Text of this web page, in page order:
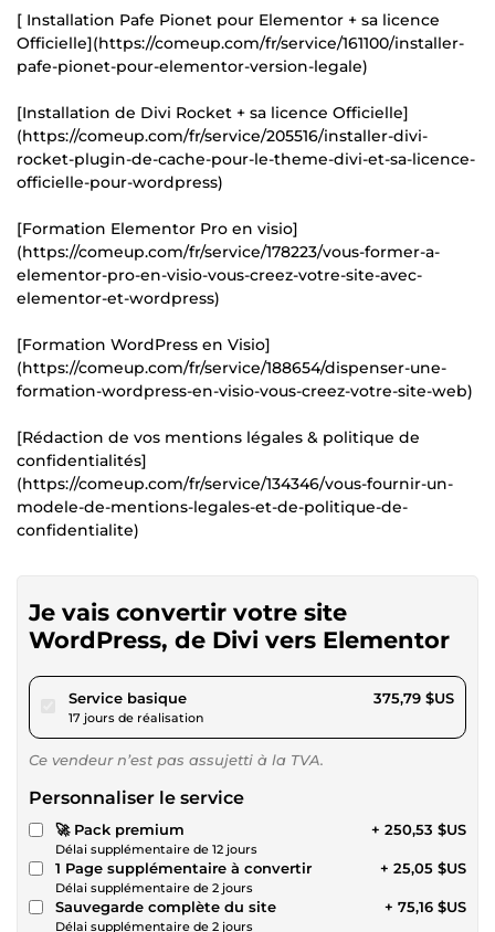
[ Installation Pafe Pionet pour Elementor + sa licence
Officielle](https://comeup.com/fr/service/161100/installer-
pafe-pionet-pour-elementor-version-legale)
[Installation de Divi Rocket + sa licence Officielle]
(https://comeup.com/fr/service/205516/installer-divi-
rocket-plugin-de-cache-pour-le-theme-divi-et-sa-licence-
officielle-pour-wordpress)
[Formation Elementor Pro en visio]
(https://comeup.com/fr/service/178223/vous-former-a-
elementor-pro-en-visio-vous-creez-votre-site-avec-
elementor-et-wordpress)
[Formation WordPress en Visio]
(https://comeup.com/fr/service/188654/dispenser-une-
formation-wordpress-en-visio-vous-creez-votre-site-web)
[Rédaction de vos mentions légales & politique de
confidentialités]
(https://comeup.com/fr/service/134346/vous-fournir-un-
modele-de-mentions-legales-et-de-politique-de-
confidentialite)
Je vais convertir votre site
WordPress, de Divi vers Elementor
Service basiquepour 346,35 $US
17 jours de réalisation
375,79 $US
Ce vendeur n’est pas assujetti à la TVA.
Personnaliser le service
🚀 Pack premium
Délai supplémentaire de 12 jours
+ 250,53 $US
1 Page supplémentaire à convertir
Délai supplémentaire de 2 jours
+ 25,05 $US
Sauvegarde complète du site
Délai supplémentaire de 2 jours
+ 75,16 $US